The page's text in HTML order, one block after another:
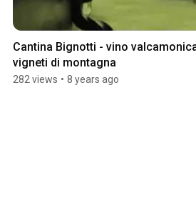
Cantina Bignotti - vino
vigneti di montagna
282 views • 8 years ago